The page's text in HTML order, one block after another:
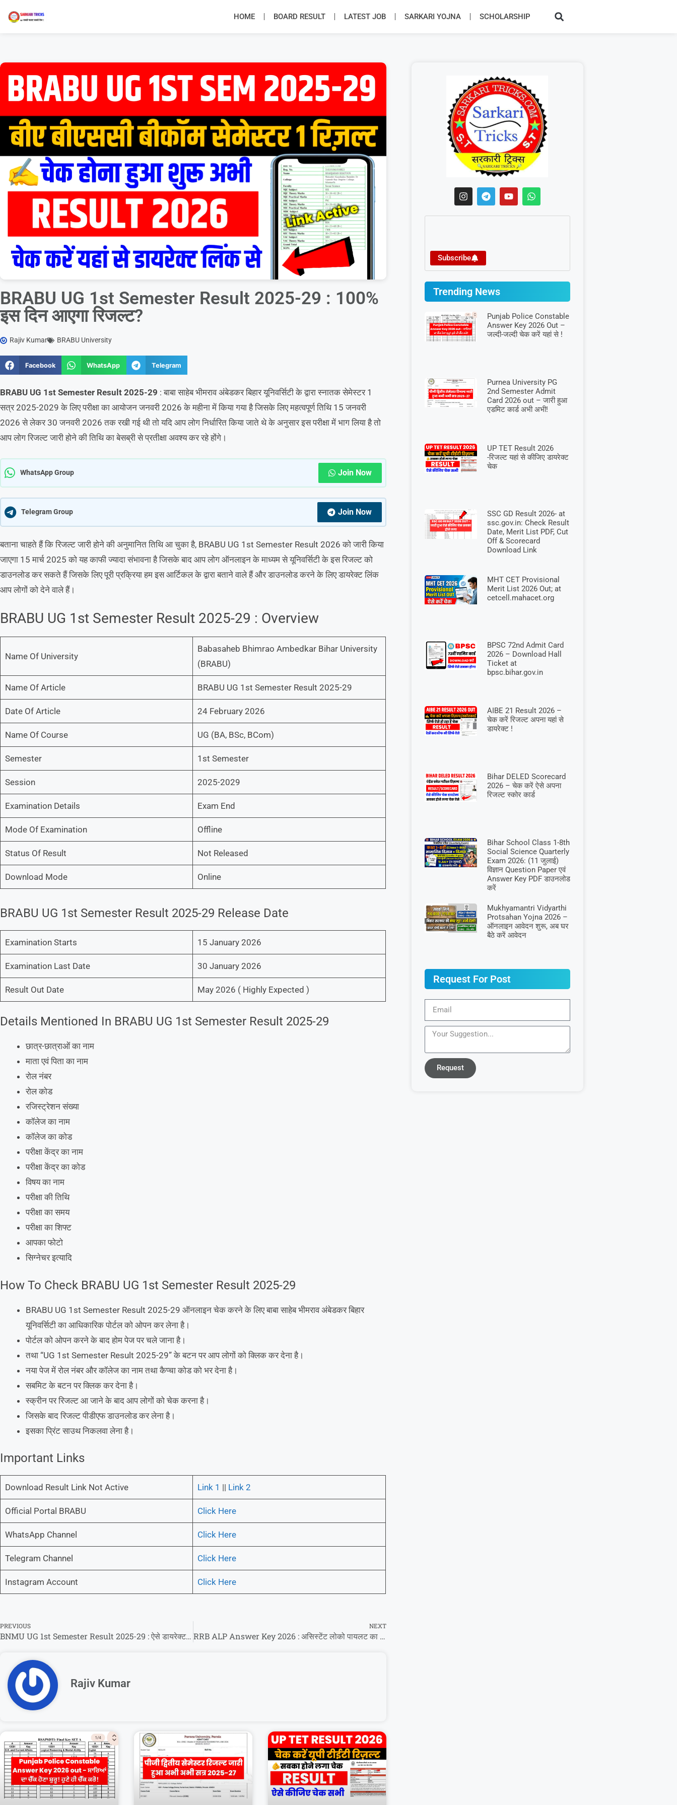
HOME BOARD RESULT LATEST JOB SARKARI YOJNA SCHOLARSHIP
BRABU UG 1st Semester Result 2025-29 : 100%
इस दिन आएगा रिजल्ट?
Rajiv Kumar BRABU University
Facebook WhatsApp Telegram
BRABU UG 1st Semester Result 2025-29 : बाबा साहेब भीमराव अंबेडकर बिहार यूनिवर्सिटी के द्वारा स्नातक सेमेस्टर 1
सत्र 2025-2029 के लिए परीक्षा का आयोजन जनवरी 2026 के महीना में किया गया है जिसके लिए महत्वपूर्ण तिथि 15 जनवरी
2026 से लेकर 30 जनवरी 2026 तक रखी गई थी तो यदि आप लोग निर्धारित किया जाते थे के अनुसार इस परीक्षा में भाग लिया है तो
आप लोग रिजल्ट जारी होने की तिथि का बेसब्री से प्रतीक्षा अवश्य कर रहे होंगे।
WhatsApp Group Join Now
Telegram Group Join Now
बताना चाहते हैं कि रिजल्ट जारी होने की अनुमानित तिथि आ चुका है, BRABU UG 1st Semester Result 2026 को जारी किया
जाएगा 15 मार्च 2025 को यह काफी ज्यादा संभावना है जिसके बाद आप लोग ऑनलाइन के माध्यम से यूनिवर्सिटी के इस रिजल्ट को
डाउनलोड कर सकते हैं जिसके लिए पूरी प्रक्रिया हम इस आर्टिकल के द्वारा बताने वाले हैं और डाउनलोड करने के लिए डायरेक्ट लिंक
आप लोगों को देने वाले हैं।
BRABU UG 1st Semester Result 2025-29 : Overview
Name Of University
Babasaheb Bhimrao Ambedkar Bihar University
(BRABU)
Name Of Article BRABU UG 1st Semester Result 2025-29
Date Of Article 24 February 2026
Name Of Course UG (BA, BSc, BCom)
Semester 1st Semester
Session 2025-2029
Examination Details Exam End
Mode Of Examination Offline
Status Of Result Not Released
Download Mode Online
BRABU UG 1st Semester Result 2025-29 Release Date
Examination Starts 15 January 2026
Examination Last Date 30 January 2026
Result Out Date May 2026 ( Highly Expected )
Details Mentioned In BRABU UG 1st Semester Result 2025-29
छात्र-छात्राओं का नाम
माता एवं पिता का नाम
रोल नंबर
रोल कोड
रजिस्ट्रेशन संख्या
कॉलेज का नाम
कॉलेज का कोड
परीक्षा केंद्र का नाम
परीक्षा केंद्र का कोड
विषय का नाम
परीक्षा की तिथि
परीक्षा का समय
परीक्षा का शिफ्ट
आपका फोटो
सिग्नेचर इत्यादि
How To Check BRABU UG 1st Semester Result 2025-29
BRABU UG 1st Semester Result 2025-29 ऑनलाइन चेक करने के लिए बाबा साहेब भीमराव अंबेडकर बिहार
यूनिवर्सिटी का आधिकारिक पोर्टल को ओपन कर लेना है।
पोर्टल को ओपन करने के बाद होम पेज पर चले जाना है।
तथा “UG 1st Semester Result 2025-29” के बटन पर आप लोगों को क्लिक कर देना है।
नया पेज में रोल नंबर और कॉलेज का नाम तथा कैप्चा कोड को भर देना है।
सबमिट के बटन पर क्लिक कर देना है।
स्क्रीन पर रिजल्ट आ जाने के बाद आप लोगों को चेक करना है।
जिसके बाद रिजल्ट पीडीएफ डाउनलोड कर लेना है।
इसका प्रिंट साउथ निकलवा लेना है।
Important Links
Download Result Link Not Active Link 1 || Link 2
Official Portal BRABU Click Here
WhatsApp Channel Click Here
Telegram Channel Click Here
Instagram Account Click Here
PREVIOUS
BNMU UG 1st Semester Result 2025-29 : ऐसे डायरेक्ट होगा चेक सबका !
NEXT
RRB ALP Answer Key 2026 : असिस्टेंट लोको पायलट का उत्तर कुंजी कब होगा जारी?
Rajiv Kumar
Subscribe
Trending News
Punjab Police Constable
Answer Key 2026 Out –
जल्दी-जल्दी चेक करें यहां से !
Purnea University PG
2nd Semester Admit
Card 2026 out – जारी हुआ
एडमिट कार्ड अभी अभी!
UP TET Result 2026
-रिजल्ट यहां से कीजिए डायरेक्ट
चेक
SSC GD Result 2026- at
ssc.gov.in: Check Result
Date, Merit List PDF, Cut
Off & Scorecard
Download Link
MHT CET Provisional
Merit List 2026 Out; at
cetcell.mahacet.org
BPSC 72nd Admit Card
2026 – Download Hall
Ticket at
bpsc.bihar.gov.in
AIBE 21 Result 2026 –
चेक करें रिजल्ट अपना यहां से
डायरेक्ट !
Bihar DELED Scorecard
2026 – चेक करें ऐसे अपना
रिजल्ट स्कोर कार्ड
Bihar School Class 1-8th
Social Science Quarterly
Exam 2026: (11 जुलाई)
विज्ञान Question Paper एवं
Answer Key PDF डाउनलोड
करें
Mukhyamantri Vidyarthi
Protsahan Yojna 2026 –
ऑनलाइन आवेदन शुरू, अब घर
बैठे करें आवेदन
Request For Post
Request